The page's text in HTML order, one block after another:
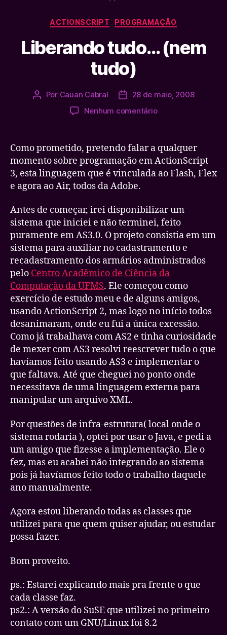
Categorias
ACTIONSCRIPT PROGRAMAÇÃO
Liberando tudo… (nem
tudo)
Autor
Por Cauan Cabral
Data28 de maio, 2008
Nenhum comentárioem
(nem
tudo)
Como prometido, pretendo falar a qualquer
momento sobre programação em ActionScript
3, esta linguagem que é vinculada ao Flash, Flex
e agora ao Air, todos da Adobe.
Antes de começar, irei disponibilizar um
sistema que iniciei e não terminei, feito
puramente em AS3.0. O projeto consistia em um
sistema para auxiliar no cadastramento e
recadastramento dos armários administrados
pelo Centro Acadêmico de Ciência da
Computação da UFMS. Ele começou como
exercício de estudo meu e de alguns amigos,
usando ActionScript 2, mas logo no início todos
desanimaram, onde eu fui a única excessão.
Como já trabalhava com AS2 e tinha curiosidade
de mexer com AS3 resolvi reescrever tudo o que
havíamos feito usando AS3 e implementar o
que faltava. Até que cheguei no ponto onde
necessitava de uma linguagem externa para
manipular um arquivo XML.
Por questões de infra-estrutura( local onde o
sistema rodaria ), optei por usar o Java, e pedi a
um amigo que fizesse a implementação. Ele o
fez, mas eu acabei não integrando ao sistema
pois já havíamos feito todo o trabalho daquele
ano manualmente.
Agora estou liberando todas as classes que
utilizei para que quem quiser ajudar, ou estudar
possa fazer.
Bom proveito.
ps.: Estarei explicando mais pra frente o que
cada classe faz.
ps2.: A versão do SuSE que utilizei no primeiro
contato com um GNU/Linux foi 8.2